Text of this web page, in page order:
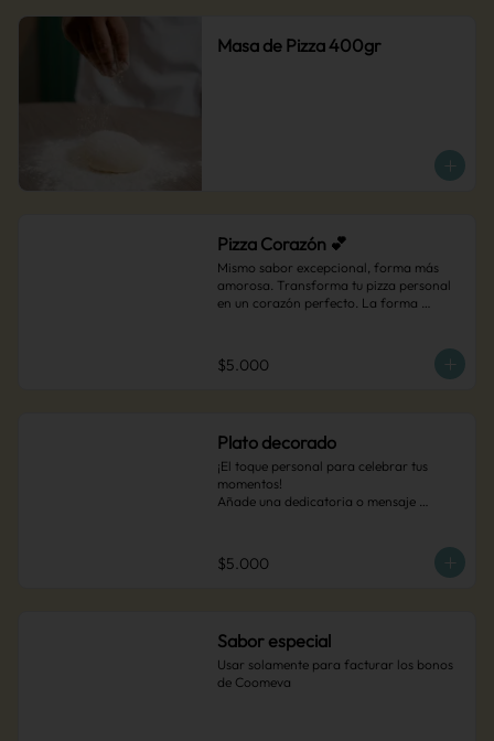
Masa de Pizza 400gr
Pizza Corazón 💕
Mismo sabor excepcional, forma más
amorosa. Transforma tu pizza personal
en un corazón perfecto. La forma
*Solo disponible para pizzas personales
$5.000
Plato decorado
¡El toque personal para celebrar tus
momentos!
Añade una dedicatoria o mensaje
sorprender en cualquier ocasión que
merezca un recuerdo inolvidable, solo
$5.000
Sabor especial
Usar solamente para facturar los bonos
de Coomeva